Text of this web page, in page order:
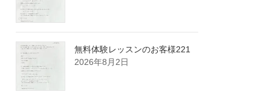
無料体験レッスンのお客様221
2026年8月2日